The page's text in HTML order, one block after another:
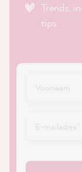
Trends,
tips.